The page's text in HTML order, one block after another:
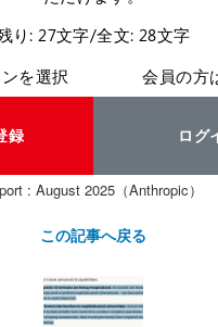
り: 27文字/全文: 28文字
を選択
録
会員の方
ログ
: August 2025（Anthropic）
この記事へ戻る